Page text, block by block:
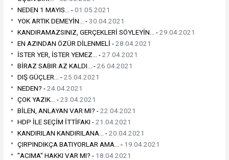
NEDEN 1 MAYIS... -01.05.2021
YOK ARTIK DEMEYİN... -30.04.2021
KANDIRAMAZSINIZ, GERÇEKLERİ SÖYLEYİN... -29.04.2021
EN AZINDAN ÖZÜR DİLENMELİ -28.04.2021
İSTER YER, İSTER YEMEZ... -27.04.2021
BİRAZ SABIR AZ KALDI... -26.04.2021
DIŞ GÜÇLER... -25.04.2021
NEDEN? -24.04.2021
ÇOK YAZIK... -23.04.2021
BİLEN, ANLAYAN VAR MI? -22.04.2021
HDP İLE SEÇİM İTTİFAKI -21.04.2021
KANDIRILAN KANDIRILANA... -20.04.2021
ÇIRPINDIKÇA BATIYORLAR AMA... - 19.04.2021
"ACIMA" HAKKI VAR MI? - 18.04.2021